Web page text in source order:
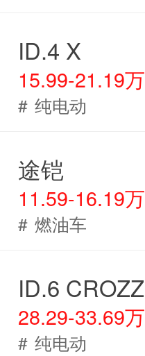
ID.4 X
15.99-21.19万
# 纯电动
途铠
11.59-16.19万
# 燃油车
ID.6 CROZZ
28.29-33.69万
# 纯电动